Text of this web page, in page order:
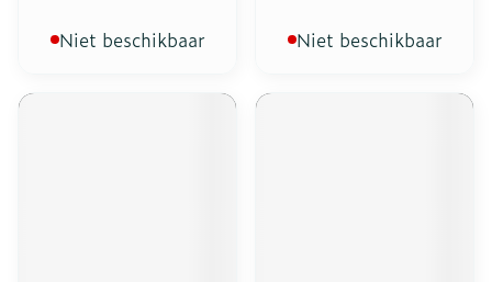
Niet beschikbaar Niet beschikbaar